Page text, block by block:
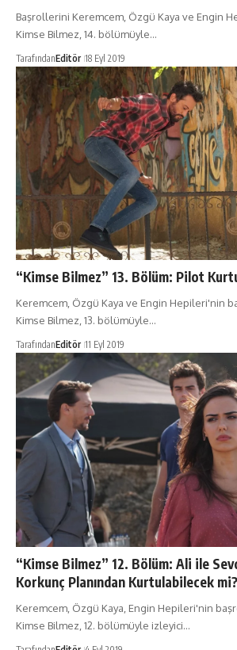
Başrollerini Keremcem, Özgü Kaya ve Engin
Kimse Bilmez, 14. bölümüyle…
TarafındanEditör 18 Eyl 2019
“Kimse Bilmez” 13. Bölüm: Pilot
Keremcem, Özgü Kaya ve Engin Hepileri'nin
Kimse Bilmez, 13. bölümüyle…
TarafındanEditör 11 Eyl 2019
“Kimse Bilmez” 12. Bölüm: Ali ile
Korkunç Planından Kurtulabilecek mi?
Keremcem, Özgü Kaya, Engin Hepileri'nin
Kimse Bilmez, 12. bölümüyle izleyici…